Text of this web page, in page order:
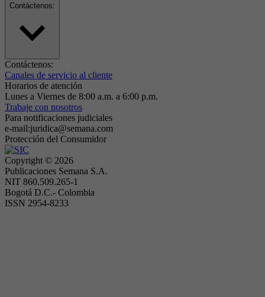
Contáctenos:
Contáctenos:
Canales de servicio al cliente
Horarios de atención
Lunes a Viernes de 8:00 a.m. a 6:00 p.m.
Trabaje con nosotros
Para notificaciones judiciales
e-mail:juridica@semana.com
Protección del Consumidor
Copyright © 2026
Publicaciones Semana S.A.
NIT 860.509.265-1
Bogotá D.C.- Colombia
ISSN 2954-8233